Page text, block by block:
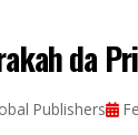
da
Publishers